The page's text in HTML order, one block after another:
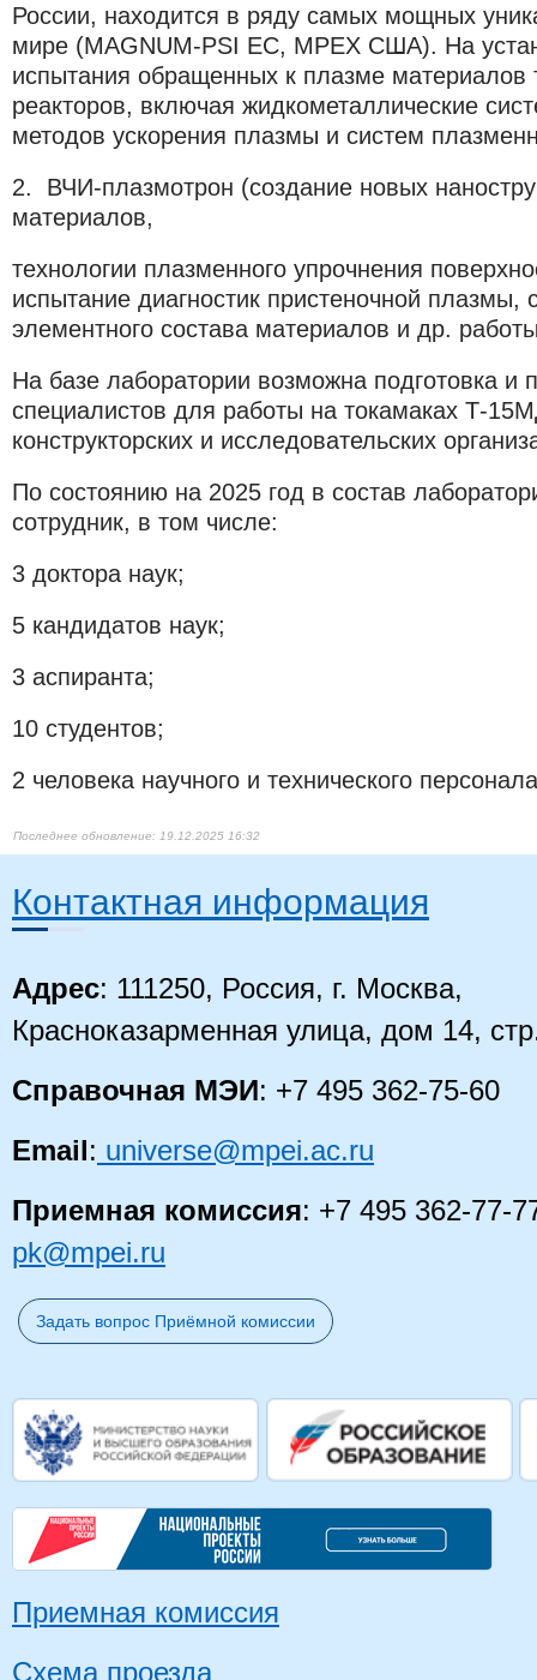
России, находится в ряду самых мощных
мире (MAGNUM-PSI ЕС, MPEX США). На
испытания обращенных к плазме материалов
реакторов, включая жидкометаллические
методов ускорения плазмы и систем
2. ВЧИ-плазмотрон (создание новых
материалов,
технологии плазменного упрочнения
испытание диагностик пристеночной плазмы,
элементного состава материалов и др.
На базе лаборатории возможна подготовка и
специалистов для работы на токамаках Т-
конструкторских и исследовательских
По состоянию на 2025 год в состав
сотрудник, в том числе:
3 доктора наук;
5 кандидатов наук;
3 аспиранта;
10 студентов;
2 человека научного и технического
19.12.2025 16:32
Контактная информация
Адрес: 111250, Россия, г. Москва,
Красноказарменная улица, дом 14,
Справочная МЭИ: +7 495 362-75-60
Email: universe@mpei.ac.ru
Приемная комиссия: +7 495 362-77-
pk@mpei.ru
Задать вопрос Приёмной комиссии
Приемная комиссия
Схема проезда